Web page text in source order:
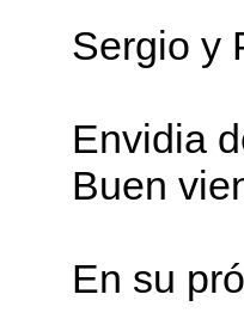
Sergio y
Envidia
Buen
En su